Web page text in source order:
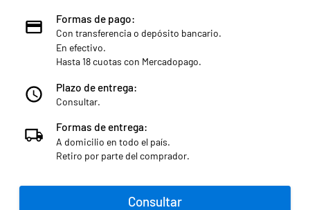
Formas de pago:
Con transferencia o depósito bancario.
En efectivo.
Hasta 18 cuotas con Mercadopago.
Plazo de entrega:
Consultar.
Formas de entrega:
A domicilio en todo el país.
Retiro por parte del comprador.
Consultar